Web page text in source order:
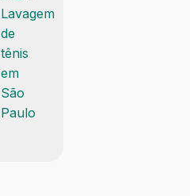
Lavagem
de
tênis
em
São
Paulo